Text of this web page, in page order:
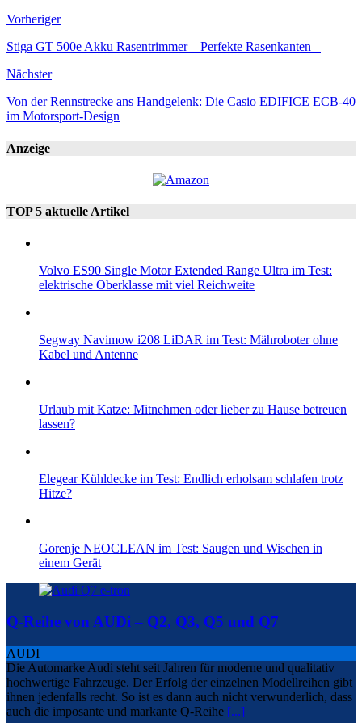
Vorheriger
Stiga GT 500e Akku Rasentrimmer – Perfekte Rasenkanten –
Nächster
Von der Rennstrecke ans Handgelenk: Die Casio EDIFICE ECB-40
im Motorsport-Design
Anzeige
TOP 5 aktuelle Artikel
Volvo ES90 Single Motor Extended Range Ultra im Test:
elektrische Oberklasse mit viel Reichweite
Segway Navimow i208 LiDAR im Test: Mähroboter ohne
Kabel und Antenne
Urlaub mit Katze: Mitnehmen oder lieber zu Hause betreuen
lassen?
Elegear Kühldecke im Test: Endlich erholsam schlafen trotz
Hitze?
Gorenje NEOCLEAN im Test: Saugen und Wischen in
einem Gerät
Q-Reihe von AUDi – Q2, Q3, Q5 und Q7
AUDI
Die Automarke Audi steht seit Jahren für moderne und qualitativ
hochwertige Fahrzeuge. Der Erfolg der einzelnen Modellreihen gibt
ihnen jedenfalls recht. So ist es dann auch nicht verwunderlich, dass
auch die imposante und markante Q-Reihe [...]